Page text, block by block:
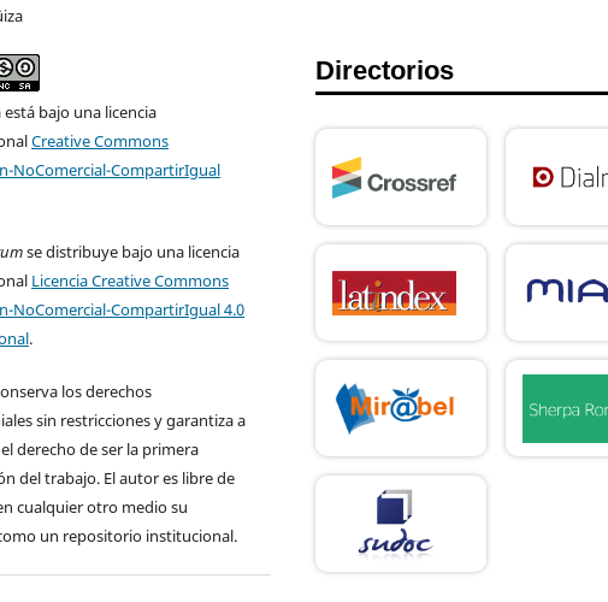
está bajo una licencia
Creative Commons
NoComercial-CompartirIgual
se distribuye bajo una licencia
Licencia Creative Commons
NoComercial-CompartirIgual 4.0
.
los derechos
sin restricciones y garantiza a
derecho de ser la primera
del trabajo. El autor es libre de
cualquier otro medio su
un repositorio institucional.
Directorios